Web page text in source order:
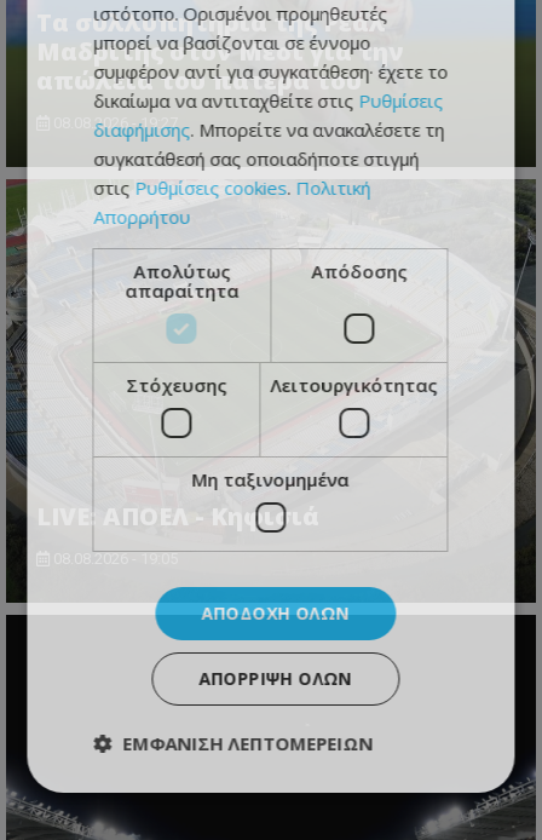
Τα συλλυπητήρια της Ρεάλ
Μαδρίτης στον Μέσι για την
απώλεια του πατέρα του
08.08.2026 - 19:27
LIVE: ΑΠΟΕΛ - Κηφισιά
ιστότοπο. Ορισμένοι προμηθευτές
μπορεί να βασίζονται σε έννομο
συμφέρον αντί για συγκατάθεση· έχετε το
δικαίωμα να αντιταχθείτε στις Ρυθμίσεις
διαφήμισης. Μπορείτε να ανακαλέσετε τη
συγκατάθεσή σας οποιαδήποτε στιγμή
στις Ρυθμίσεις cookies. Πολιτική
Απορρήτου
Απολύτως
απαραίτητα
Απόδοσης
Στόχευσης Λειτουργικότητας
Μη ταξινομημένα
ΑΠΟΔΟΧΉ ΌΛΩΝ
ΑΠΌΡΡΙΨΗ ΌΛΩΝ
ΕΜΦΆΝΙΣΗ ΛΕΠΤΟΜΕΡΕΙΏΝ